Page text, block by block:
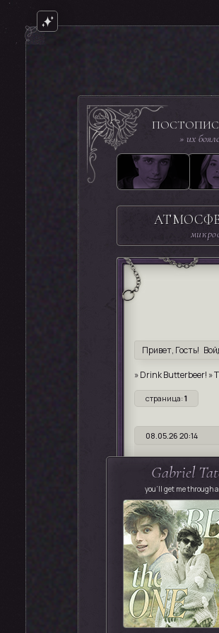
» их
Привет, Гость!
»Drink Butterbeer! »
страница: 1
08.05.26 20:14
Gabriel
you'll get me through